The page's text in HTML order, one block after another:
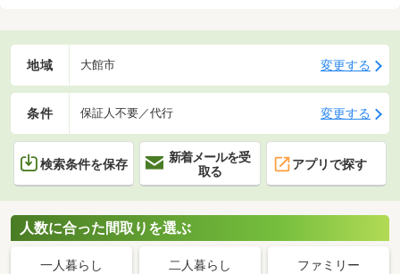
た生活を送りましょう。
地域 大館市 変更する
条件 保証人不要／代行 変更する
検索条件を保存
新着メールを受
取る
アプリで探す
人数に合った間取りを選ぶ
一人暮らし 二人暮らし ファミリー